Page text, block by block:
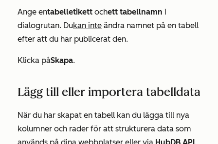
Ange entabelletikett ochett tabellnamn i
dialogrutan. Dukan inte ändra namnet på en tabell
efter att du har publicerat den.
Klicka påSkapa.
Lägg till eller importera tabelldata
När du har skapat en tabell kan du lägga till nya
kolumner och rader för att strukturera data som